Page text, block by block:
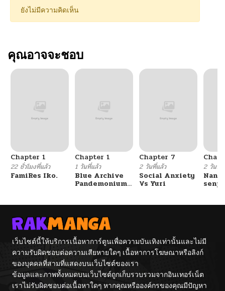
ยังไม่มีความคิดเห็น
คุณอาจจะชอบ
Chapter 1
22 ชั่วโมงที่แล้ว
FamiRes Iko.
Chapter 1
1 วันที่แล้ว
Blue Archive
Pandemonium
Chapter 7
2 วันที่แล้ว
Social Anxiety
Vs Yuri
2 วันที่แ
เว็บไซต์นี้ให้บริการเนื้อหาการ์ตูนเพื่อความบันเทิงเท่านั้นและไม่มี
ความรับผิดชอบต่อความเสียหายใดๆ เนื้อหาการโฆษณาหรือลิงก์
ของบุคคลที่สามที่แสดงบนเว็บไซต์ของเรา
ข้อมูลและภาพทั้งหมดบนเว็บไซต์ถูกเก็บรวบรวมจากอินเทอร์เน็ต
เราไม่รับผิดชอบต่อเนื้อหาใดๆ หากคุณหรือองค์กรของคุณมีปัญหา